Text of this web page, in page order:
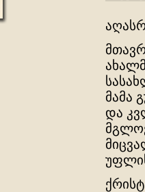
მამა
და